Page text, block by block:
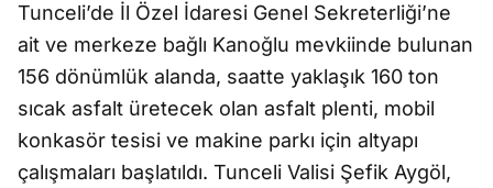
Tunceli’de İl Özel İdaresi Genel Sekreterliği’ne
ait ve merkeze bağlı Kanoğlu mevkiinde bulunan
156 dönümlük alanda, saatte yaklaşık 160 ton
sıcak asfalt üretecek olan asfalt plenti, mobil
konkasör tesisi ve makine parkı için altyapı
çalışmaları başlatıldı. Tunceli Valisi Şefik Aygöl,